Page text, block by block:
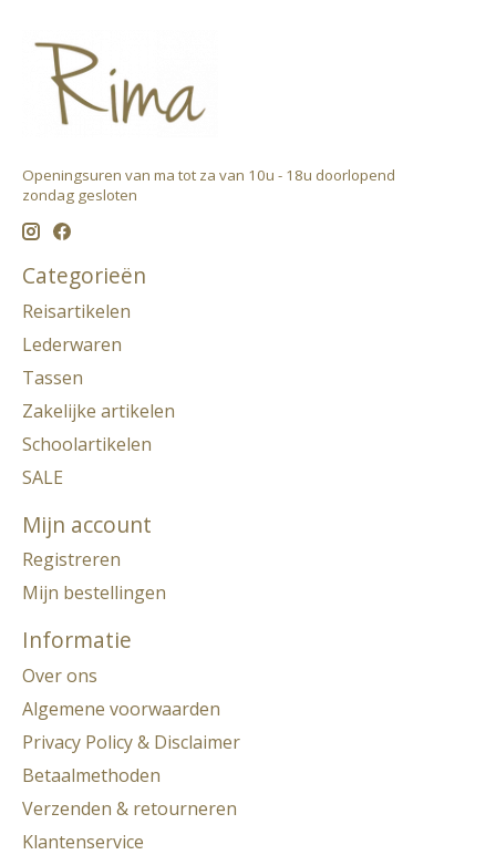
Openingsuren van ma tot za van 10u - 18u doorlopend ​
zondag gesloten
Categorieën
Reisartikelen
Lederwaren
Tassen
Zakelijke artikelen
Schoolartikelen
SALE
Mijn account
Registreren
Mijn bestellingen
Informatie
Over ons
Algemene voorwaarden
Privacy Policy & Disclaimer
Betaalmethoden
Verzenden & retourneren
Klantenservice